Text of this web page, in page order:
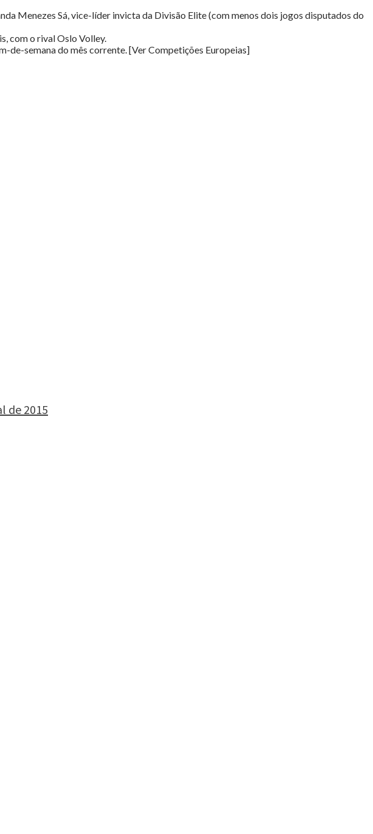
Menezes Sá, vice-líder invicta da Divisão Elite (com menos dois jogos disputados do
com o rival Oslo Volley.
de-semana do mês corrente. [Ver Competições Europeias]
de 2015